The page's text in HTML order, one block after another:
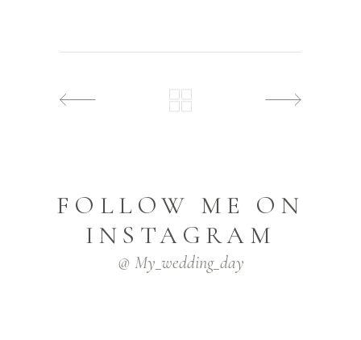
FOLLOW ME ON
INSTAGRAM
@ My_wedding_day